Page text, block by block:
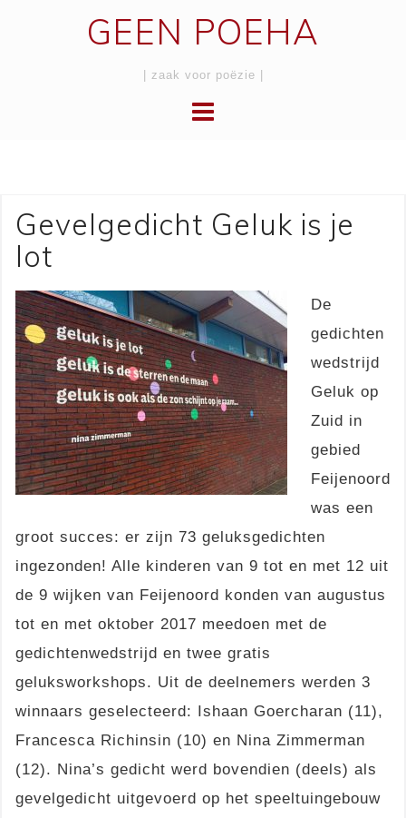
GEEN POEHA
| zaak voor poëzie |
Gevelgedicht Geluk is je
lot
De
gedichten
wedstrijd
Geluk op
Zuid in
gebied
Feijenoord
was een
groot succes: er zijn 73 geluksgedichten
ingezonden! Alle kinderen van 9 tot en met 12 uit
de 9 wijken van Feijenoord konden van augustus
tot en met oktober 2017 meedoen met de
gedichtenwedstrijd en twee gratis
geluksworkshops. Uit de deelnemers werden 3
winnaars geselecteerd: Ishaan Goercharan (11),
Francesca Richinsin (10) en Nina Zimmerman
(12). Nina’s gedicht werd bovendien (deels) als
gevelgedicht uitgevoerd op het speeltuingebouw